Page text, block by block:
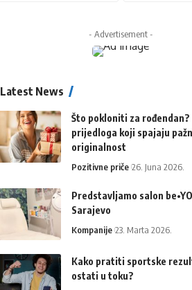
- Advertisement -
Latest News
Što pokloniti za rođendan?
prijedloga koji spajaju
originalnost
Pozitivne priče 26. Juna 2026.
Predstavljamo salon
Sarajevo
Kompanije 23. Marta 2026.
Kako pratiti sportske
ostati u toku?